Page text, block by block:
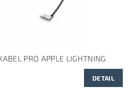
PRO APPLE LIGHTNING
DETAIL